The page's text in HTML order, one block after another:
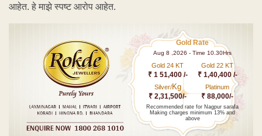
आहेत. हे माझे स्पष्ट आरोप आहेत.
Gold Rate
Aug 8 ,2026 - Time 10.30Hrs
Gold 24 KT
₹ 1 51,400 /-
Gold 22 KT
₹ 1,40,400 /-
Silver/Kg
₹ 2,31,500/-
Platinum
₹ 88,000/-
Recommended rate for Nagpur sarafa
Making charges minimum 13% and
above